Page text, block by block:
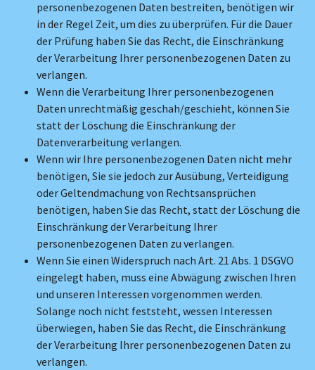
personenbezogenen Daten bestreiten, benötigen wir
in der Regel Zeit, um dies zu überprüfen. Für die Dauer
der Prüfung haben Sie das Recht, die Einschränkung
der Verarbeitung Ihrer personenbezogenen Daten zu
verlangen.
Wenn die Verarbeitung Ihrer personenbezogenen
Daten unrechtmäßig geschah/geschieht, können Sie
statt der Löschung die Einschränkung der
Datenverarbeitung verlangen.
Wenn wir Ihre personenbezogenen Daten nicht mehr
benötigen, Sie sie jedoch zur Ausübung, Verteidigung
oder Geltendmachung von Rechtsansprüchen
benötigen, haben Sie das Recht, statt der Löschung die
Einschränkung der Verarbeitung Ihrer
personenbezogenen Daten zu verlangen.
Wenn Sie einen Widerspruch nach Art. 21 Abs. 1 DSGVO
eingelegt haben, muss eine Abwägung zwischen Ihren
und unseren Interessen vorgenommen werden.
Solange noch nicht feststeht, wessen Interessen
überwiegen, haben Sie das Recht, die Einschränkung
der Verarbeitung Ihrer personenbezogenen Daten zu
verlangen.